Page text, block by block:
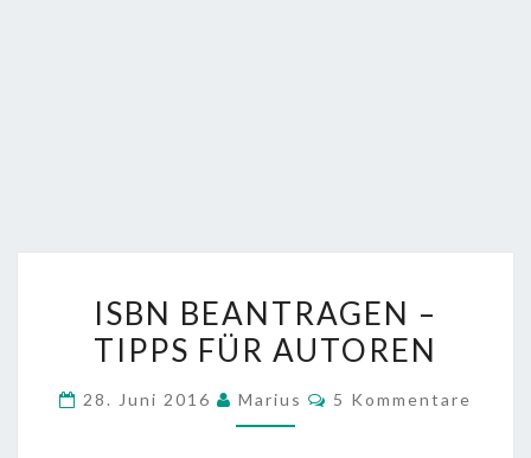
BEANTRAGEN
–
ISBN BEANTRAGEN –
TIPPS FÜR AUTOREN
28. Juni 2016 Marius Kommentare
5 Kommentare